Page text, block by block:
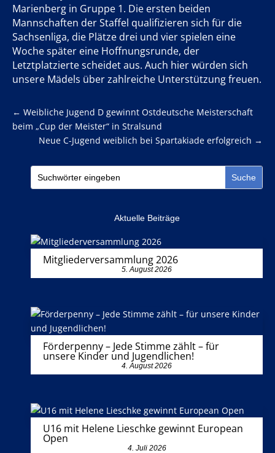
Marienberg in Gruppe 1. Die ersten beiden
Mannschaften der Staffel qualifizieren sich für die
Sachsenliga, die Plätze drei und vier spielen eine
Woche später eine Hoffnungsrunde, der
Letztplatzierte scheidet aus. Auch hier würden sich
unsere Mädels über zahlreiche Unterstützung freuen.
← Weibliche Jugend D gewinnt Ostdeutsche Meisterschaft
beim „Cup der Meister“ in Stralsund
Neue C-Jugend weiblich bei Spartakiade erfolgreich →
Aktuelle Beiträge
Mitgliederversammlung 2026
5. August 2026
Förderpenny – Jede Stimme zählt – für
unsere Kinder und Jugendlichen!
4. August 2026
U16 mit Helene Lieschke gewinnt European
Open
4. Juli 2026